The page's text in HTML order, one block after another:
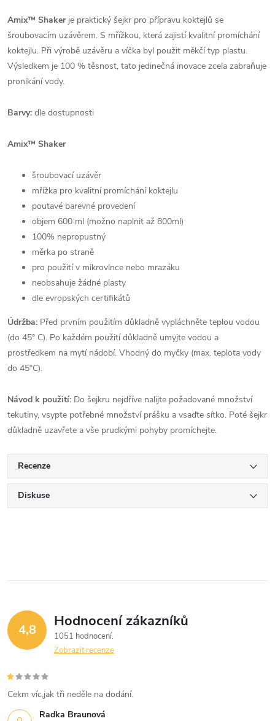
Amix™ Shakerje praktický šejkr pro přípravu koktejlů se
šroubovacím uzávěrem. S mřížkou, která zajistí kvalitní promíchání
koktejlu. Při výrobě uzávěru a víčka byl použit měkčí typ plastu.
Výsledkem je 100 % těsnost, tato jedinečná inovace zcela zabraňuje
pronikání vody.
Barvy: dle dostupnosti
Amix™ Shaker
šroubovací uzávěr
mřížka pro kvalitní promíchání koktejlu
poutavé barevné provedení
objem 600 ml (možno naplnit až 800ml)
100% nepropustný
měrka po straně
pro použití v mikrovlnce nebo mrazáku
neobsahuje žádné plasty
dle evropských certifikátů
Údržba: Před prvním použitím důkladně vypláchněte teplou vodou
(do 45° C). Po každém použití důkladně umyjte vodou a
prostředkem na mytí nádobí. Vhodný do myčky (max. teplota vody
do 45°C).
Návod k použití: Do šejkru nejdříve nalijte požadované množství
tekutiny, vsypte potřebné množství prášku a vsaďte sítko. Poté šejkr
důkladně uzavřete a vše prudkými pohyby promíchejte.
Recenze
Diskuse
4,8 Hodnocení zákazníků
1051 hodnocení
Zobrazit recenze
Radka Braunová
Cekm víc,jak tři neděle na dodání.